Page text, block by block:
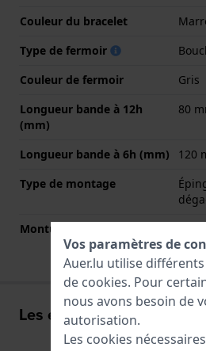
Couleur du bracelet
Type de fermoir
Couleur de fermoir
Gris
Longueur bande à 12h
(mm)
80
Longueur bande à 6h (mm)
120
Type de montage
Monture droite
Les expériences de
Vos paramètres de
Auer.lu utilise
de cookies. Pour
nous avons besoin de
autorisation.
Les cookies